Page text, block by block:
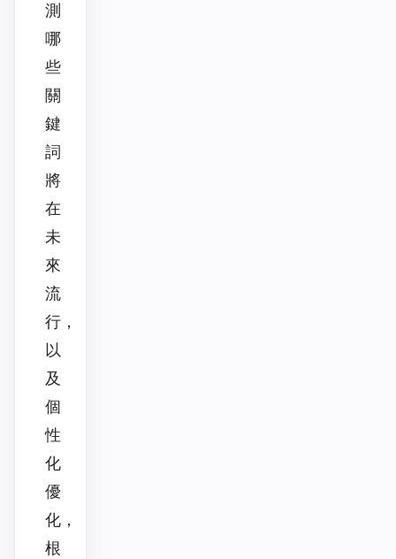
測
哪
些
關
鍵
詞
將
在
未
來
流
行，
以
及
個
性
化
優
化，
根